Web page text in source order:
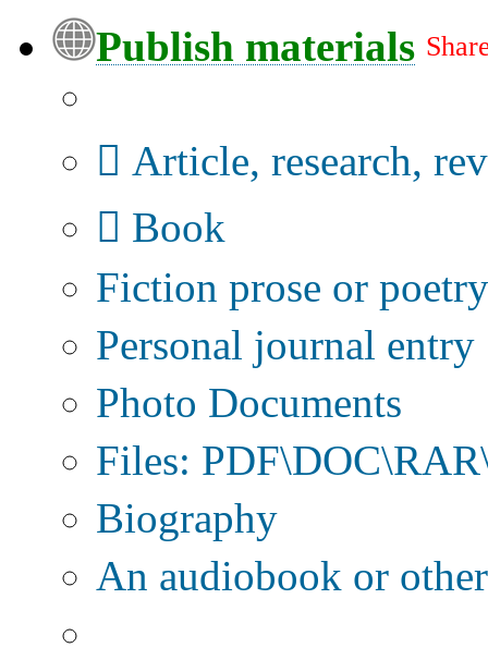
Publish materials
Article, research,
Book
Fiction prose or poetry
Personal journal entry
Photo Documents
Files:
Biography
An audiobook or